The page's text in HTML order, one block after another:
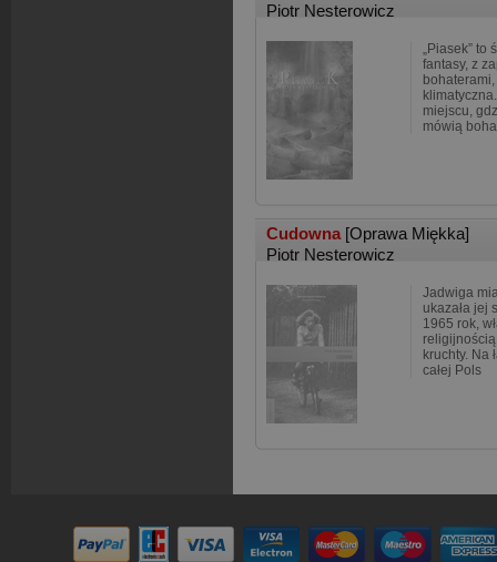
Piotr Nesterowicz
„Piasek” to
fantasy, z
miejscu,
mówią
Cudowna [Oprawa Miękka]
Piotr Nesterowicz
Jadwiga
ukazała jej
1965 rok,
religijnością
kruchty. Na
całej Pols